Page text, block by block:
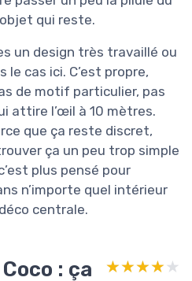
qui reste.
un design très travaillé ou
le cas ici. C’est propre,
de motif particulier, pas
attire l’œil à 10 mètres.
que ça reste discret,
ça un peu trop simple
plus pensé pour
n’importe quel intérieur
centrale.
: ça
★★★★★
★★★★★